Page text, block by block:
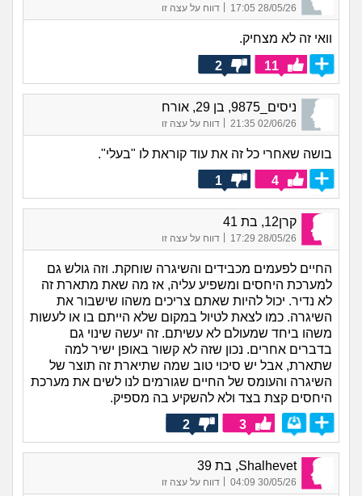
28/05/26 17:05 דווח על עצה זו
וואי זה לא מצחיק.
11
2
ניסים_9875, בן 29, אורח
02/06/26 21:35
| דווח על עצה זו
בושה שאחרי כל זה את עוד קוראת לו "בעלי".
4
1
קרן12, בת 41
28/05/26 17:29
| דווח על עצה זו
החיים לפעמים מכבידים והשיגרה שוחקת. וזה גולש גם
למערכת היחסים ומשפיע עליה, אז מה שאת מתארת זה
לא נדיר. יכול להיות שאתם צריכים משהו שישבור את
השיגרה. כמו לצאת לטיול במקום שלא הייתם בו או לעשות
משהו ביחד שמעולם לא עשיתם. זה יעשה שינוי גם
בדברים אחרים. נכון שזה לא קשור באופן ישיר למה
שתארת, אבל יש סיכוי טוב שמה שתיארת זה תוצר של
השיגרה והעומס של החיים שגורמים לנו לשים את מערכת
היחסים קצת בצד ולא להשקיע בה מספיק.
3
2
Shalhevet, בת 39
30/05/26 04:09 דווח על עצה זו